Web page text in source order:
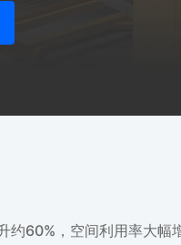
约60%，空间利用率大幅